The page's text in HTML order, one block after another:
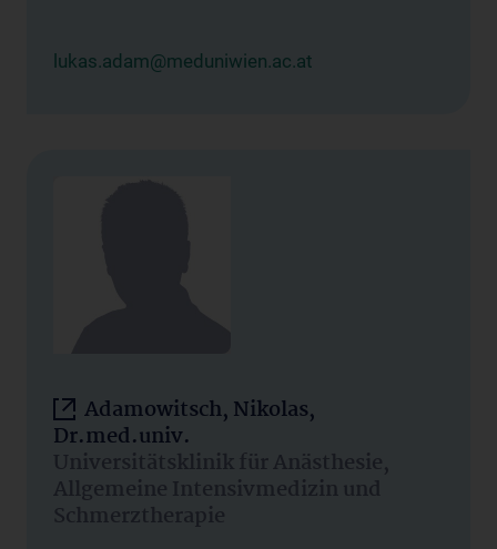
lukas.adam@meduniwien.ac.at
Adamowitsch, Nikolas,
Dr.med.univ.
Universitätsklinik für Anästhesie,
Allgemeine Intensivmedizin und
Schmerztherapie